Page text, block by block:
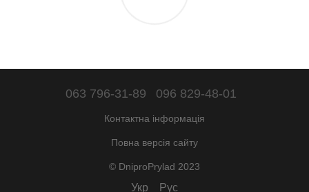
063 796-31-89 096 829-48-01
Контактна інформація
Повна версія сайту
© DniproPrylad 2023
Укр Рус